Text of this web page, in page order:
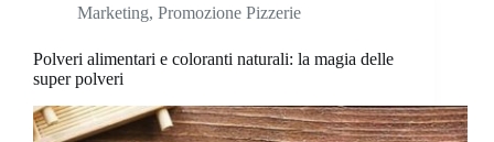
Marketing, Promozione Pizzerie
Polveri alimentari e coloranti naturali: la magia delle
super polveri